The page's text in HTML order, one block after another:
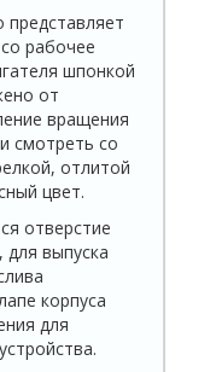
рабочее
шпонкой
от
вращения
смотреть со
отлитой
цвет.
отверстие
выпуска
корпуса
для